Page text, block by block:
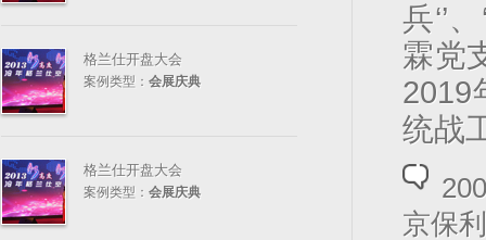
格兰仕开盘大会
案例类型： 会展庆典
格兰仕开盘大会
案例类型： 会展庆典
兵‘’
霖党
2019
统战
京保